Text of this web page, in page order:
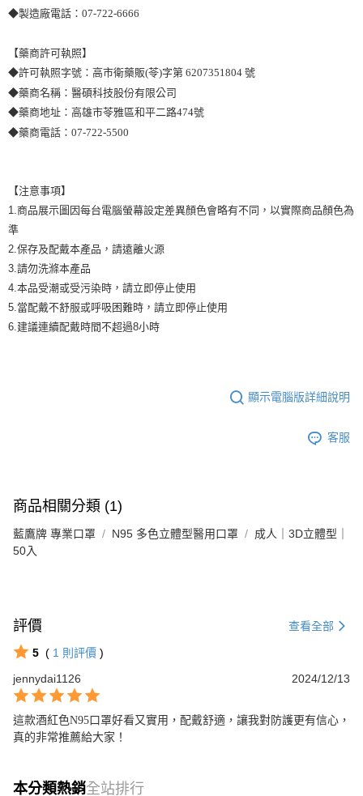
◆製造廠電話：07-722-6666
【藥商許可執照】
◆許可執照字號：高市衛藥販(苓)字第 6207351804 號
◆藥商名稱：醫碩科技股份有限公司
◆藥商地址：高雄市苓雅區和平二路474號
◆藥商電話：07-722-5500
【注意事項】
1.商品展示圖因每台電腦螢幕設定差異顏色會略有不同，以實際商品顏色為
準
2.保存及配戴本產品，請遠離火源
3.請勿洗滌本產品
4.本品受潮或受污染時，請立即停止使用
5.當配戴不舒服或呼吸困難時，請立即停止使用
6.建議連續配戴時間不超過8小時
顯示電腦版詳細說明
客服
商品相關分類 (1)
藍鷹牌 專業口罩 N95 多色立體型醫用口罩
成人｜3D立體型｜
50入
評價 查看全部
5 ( 1 則評價 )
jennydai1126
2024/12/13
這款酒紅色N95口罩好看又實用，配戴舒適，讓我對防護更有信心，
真的非常推薦給大家！
本分類熱銷全站排行